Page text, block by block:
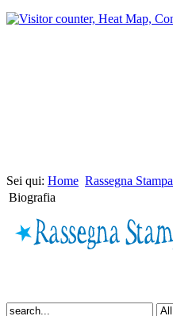
Sei qui: Home Rassegna Stampa
Biografia